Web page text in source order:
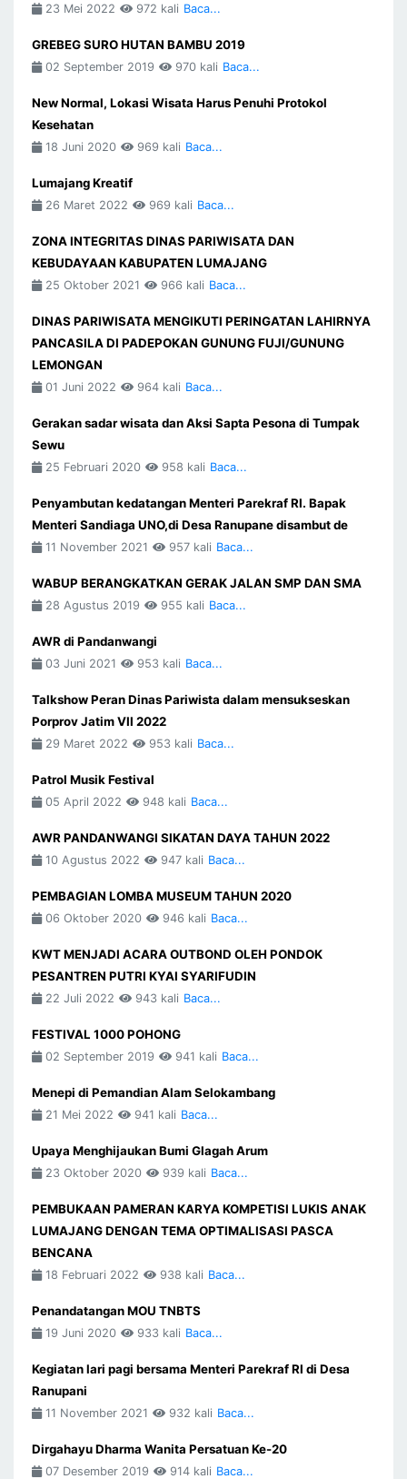
23 Mei 2022 972 kali Baca...
GREBEG SURO HUTAN BAMBU 2019
02 September 2019 970 kali Baca...
New Normal, Lokasi Wisata Harus Penuhi Protokol
Kesehatan
18 Juni 2020 969 kali Baca...
Lumajang Kreatif
26 Maret 2022 969 kali Baca...
ZONA INTEGRITAS DINAS PARIWISATA DAN
KEBUDAYAAN KABUPATEN LUMAJANG
25 Oktober 2021 966 kali Baca...
DINAS PARIWISATA MENGIKUTI PERINGATAN LAHIRNYA
PANCASILA DI PADEPOKAN GUNUNG FUJI/GUNUNG
LEMONGAN
01 Juni 2022 964 kali Baca...
Gerakan sadar wisata dan Aksi Sapta Pesona di Tumpak
Sewu
25 Februari 2020 958 kali Baca...
Penyambutan kedatangan Menteri Parekraf RI. Bapak
Menteri Sandiaga UNO,di Desa Ranupane disambut de
11 November 2021 957 kali Baca...
WABUP BERANGKATKAN GERAK JALAN SMP DAN SMA
28 Agustus 2019 955 kali Baca...
AWR di Pandanwangi
03 Juni 2021 953 kali Baca...
Talkshow Peran Dinas Pariwista dalam mensukseskan
Porprov Jatim VII 2022
29 Maret 2022 953 kali Baca...
Patrol Musik Festival
05 April 2022 948 kali Baca...
AWR PANDANWANGI SIKATAN DAYA TAHUN 2022
10 Agustus 2022 947 kali Baca...
PEMBAGIAN LOMBA MUSEUM TAHUN 2020
06 Oktober 2020 946 kali Baca...
KWT MENJADI ACARA OUTBOND OLEH PONDOK
PESANTREN PUTRI KYAI SYARIFUDIN
22 Juli 2022 943 kali Baca...
FESTIVAL 1000 POHONG
02 September 2019 941 kali Baca...
Menepi di Pemandian Alam Selokambang
21 Mei 2022 941 kali Baca...
Upaya Menghijaukan Bumi Glagah Arum
23 Oktober 2020 939 kali Baca...
PEMBUKAAN PAMERAN KARYA KOMPETISI LUKIS ANAK
LUMAJANG DENGAN TEMA OPTIMALISASI PASCA
BENCANA
18 Februari 2022 938 kali Baca...
Penandatangan MOU TNBTS
19 Juni 2020 933 kali Baca...
Kegiatan lari pagi bersama Menteri Parekraf RI di Desa
Ranupani
11 November 2021 932 kali Baca...
Dirgahayu Dharma Wanita Persatuan Ke-20
07 Desember 2019 914 kali Baca...